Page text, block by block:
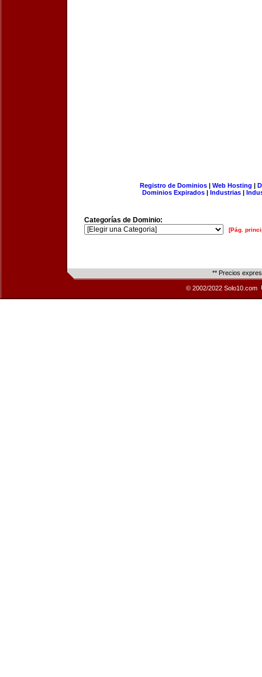
Registro de Dominios| Web Hosting |
Dominios Expirados | Industrias |
Categorías de Dominio:
[Pág.
** Precios
© 2002/2022 Solo10.com